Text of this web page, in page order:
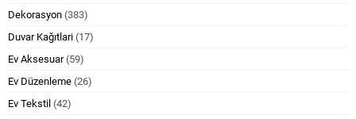
Dekorasyon (383)
Duvar Kağıtlari (17)
Ev Aksesuar(59)
Ev Düzenleme (26)
Ev Tekstil (42)